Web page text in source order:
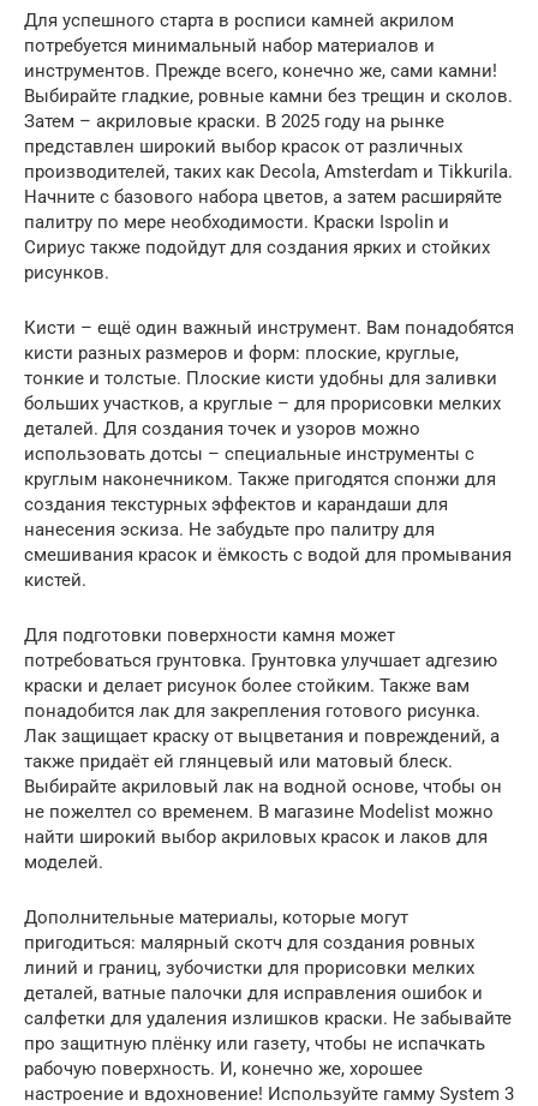
Для успешного старта в росписи камней акрилом
потребуется минимальный набор материалов и
инструментов. Прежде всего, конечно же, сами камни!
Выбирайте гладкие, ровные камни без трещин и сколов.
Затем – акриловые краски. В 2025 году на рынке
представлен широкий выбор красок от различных
производителей, таких как Decola, Amsterdam и Tikkurila.
Начните с базового набора цветов, а затем расширяйте
палитру по мере необходимости. Краски Ispolin и
Сириус также подойдут для создания ярких и стойких
рисунков.
Кисти – ещё один важный инструмент. Вам понадобятся
кисти разных размеров и форм: плоские, круглые,
тонкие и толстые. Плоские кисти удобны для заливки
больших участков, а круглые – для прорисовки мелких
деталей. Для создания точек и узоров можно
использовать дотсы – специальные инструменты с
круглым наконечником. Также пригодятся спонжи для
создания текстурных эффектов и карандаши для
нанесения эскиза. Не забудьте про палитру для
смешивания красок и ёмкость с водой для промывания
кистей.
Для подготовки поверхности камня может
потребоваться грунтовка. Грунтовка улучшает адгезию
краски и делает рисунок более стойким. Также вам
понадобится лак для закрепления готового рисунка.
Лак защищает краску от выцветания и повреждений, а
также придаёт ей глянцевый или матовый блеск.
Выбирайте акриловый лак на водной основе, чтобы он
не пожелтел со временем. В магазине Modelist можно
найти широкий выбор акриловых красок и лаков для
моделей.
Дополнительные материалы, которые могут
пригодиться: малярный скотч для создания ровных
линий и границ, зубочистки для прорисовки мелких
деталей, ватные палочки для исправления ошибок и
салфетки для удаления излишков краски. Не забывайте
про защитную плёнку или газету, чтобы не испачкать
рабочую поверхность. И, конечно же, хорошее
настроение и вдохновение! Используйте гамму System 3